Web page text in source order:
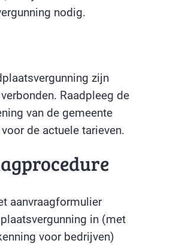
nodig.
zijn
Raadpleeg de
van de gemeente
de actuele tarieven.
aanvraagformulier
in (met
voor bedrijven)